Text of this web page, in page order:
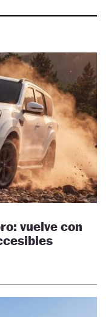
vuelve con